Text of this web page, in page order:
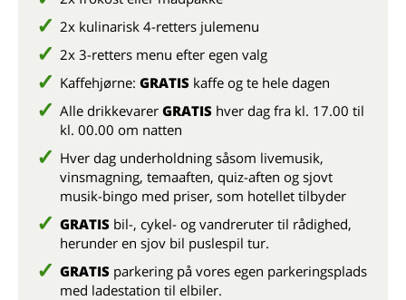
2x kulinarisk 4-retters julemenu
2x 3-retters menu efter egen valg
Kaffehjørne: GRATIS kaffe og te hele dagen
Alle drikkevarer GRATIS hver dag fra kl. 17.00 til
kl. 00.00 om natten
Hver dag underholdning såsom livemusik,
vinsmagning, temaaften, quiz-aften og sjovt
musik-bingo med priser, som hotellet tilbyder
GRATIS bil-, cykel- og vandreruter til rådighed,
herunder en sjov bil puslespil tur.
GRATIS parkering på vores egen parkeringsplads
med ladestation til elbiler.